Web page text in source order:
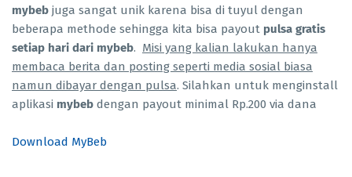
mybeb juga sangat unik karena bisa di tuyul dengan
beberapa methode sehingga kita bisa payout pulsa gratis
setiap hari dari mybeb. Misi yang kalian lakukan hanya
membaca berita dan posting seperti media sosial biasa
namun dibayar dengan pulsa. Silahkan untuk menginstall
aplikasi mybeb dengan payout minimal Rp.200 via dana
Download MyBeb